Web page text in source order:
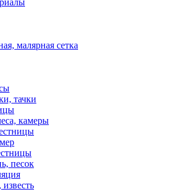
малярная сетка
тачки
камеры
песок